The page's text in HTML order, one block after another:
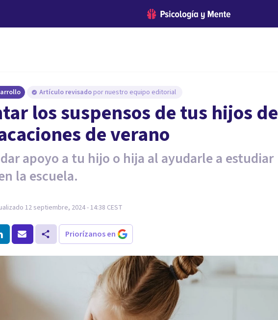
Artículo revisado por nuestro equipo editorial
los suspensos de tus hijos de
de verano
apoyo a tu hijo o hija al ayudarle a estudiar
la escuela.
12 septiembre, 2024 - 14:38 CEST
Priorízanos en